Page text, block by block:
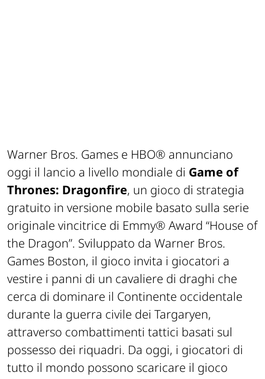
Warner Bros. Games e HBO® annunciano
oggi il lancio a livello mondiale di Game of
Thrones: Dragonfire, un gioco di strategia
gratuito in versione mobile basato sulla serie
originale vincitrice di Emmy® Award “House of
the Dragon”. Sviluppato da Warner Bros.
Games Boston, il gioco invita i giocatori a
vestire i panni di un cavaliere di draghi che
cerca di dominare il Continente occidentale
durante la guerra civile dei Targaryen,
attraverso combattimenti tattici basati sul
possesso dei riquadri. Da oggi, i giocatori di
tutto il mondo possono scaricare il gioco